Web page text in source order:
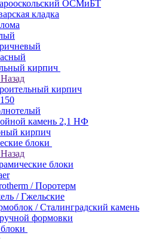
ОСМиБТ
кладка
кирпич
Назад
кирпич
камень 2,1 НФ
кирпич
блоки
Назад
блоки
/ Поротерм
/ Гжельские
/ Сталинградский камень
формовки